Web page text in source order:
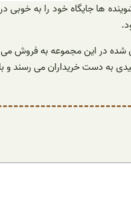
ها جایگاه خود را به
در این مجموعه به فروش
به دست خریداران می رسند و